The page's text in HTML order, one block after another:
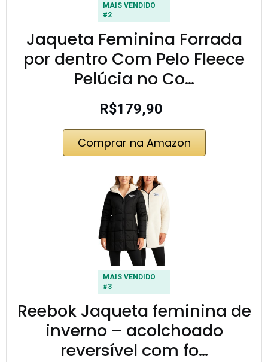
MAIS VENDIDO
#2
Jaqueta Feminina Forrada
por dentro Com Pelo Fleece
Pelúcia no Co…
R$179,90
Comprar na Amazon
MAIS VENDIDO
#3
Reebok Jaqueta feminina de
inverno – acolchoado
reversível com fo…